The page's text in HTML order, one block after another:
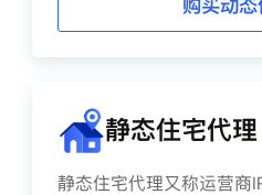
购买动
静态住宅代理
静态住宅代理又称运营商